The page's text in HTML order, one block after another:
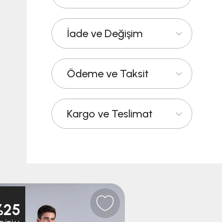
İade ve Değişim
Ödeme ve Taksit
Kargo ve Teslimat